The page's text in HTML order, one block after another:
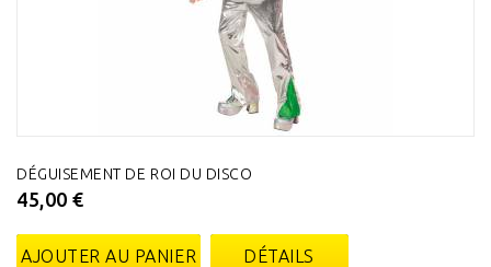
DÉGUISEMENT DE ROI DU DISCO
45,00 €
AJOUTER AU PANIER DÉTAILS